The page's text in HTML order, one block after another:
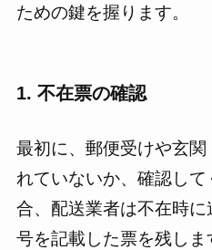
ための鍵を握ります。
1. 不在票の確認
最初に、郵便受けや玄関
れていないか、確認し
合、配送業者は不在時
号を記載した票を残し